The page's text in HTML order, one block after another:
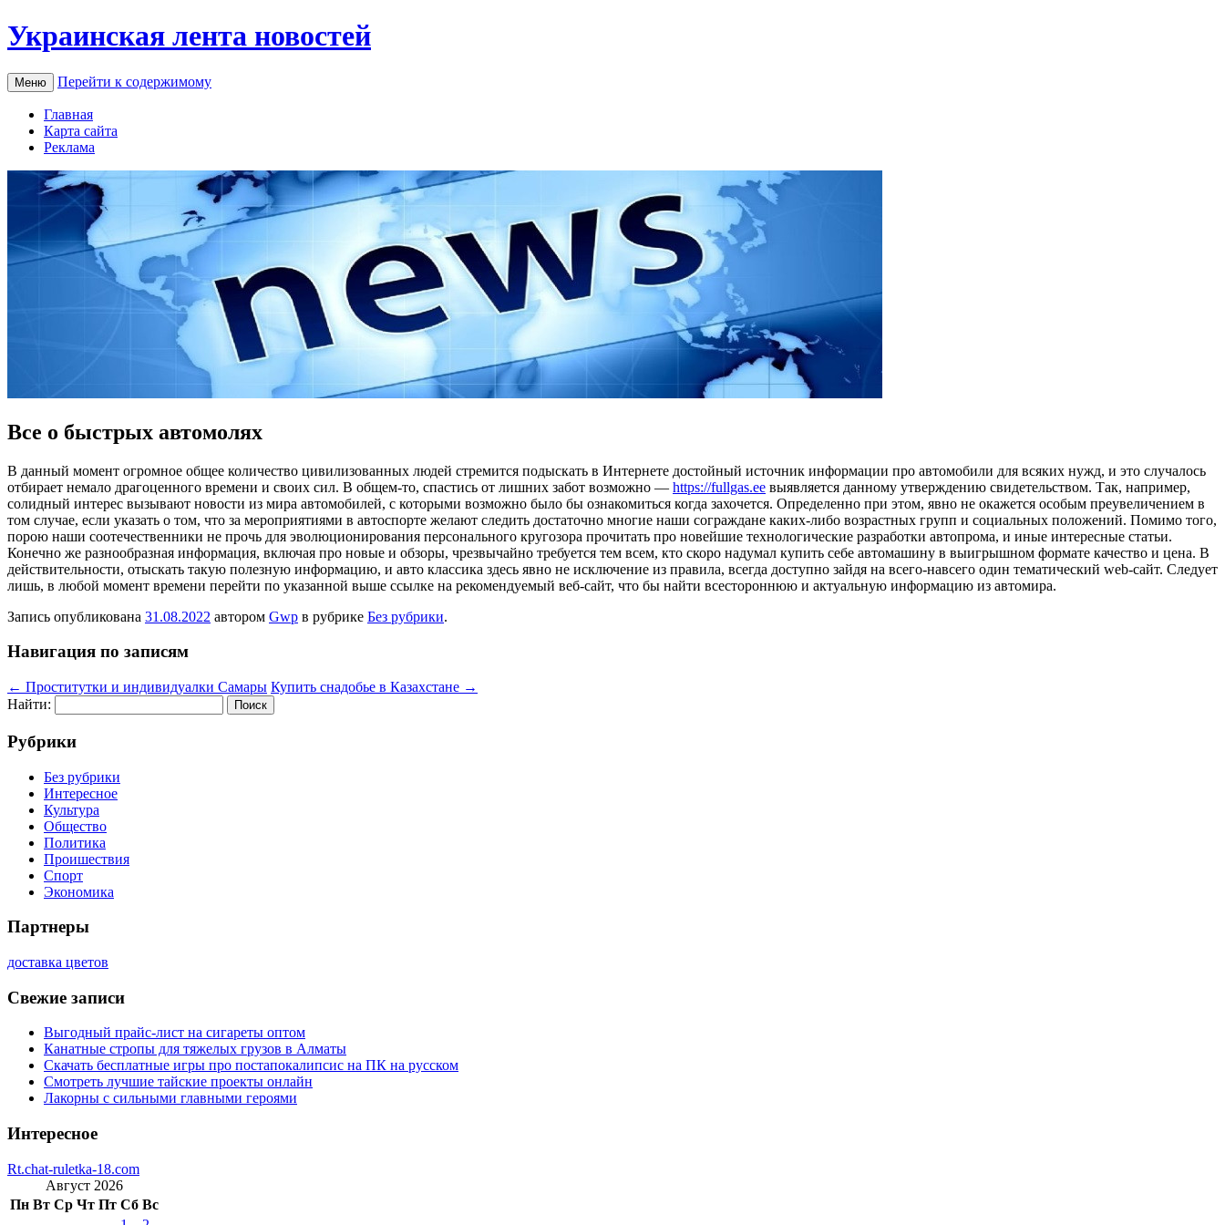
Украинская лента новостей
Меню Перейти к содержимому
Главная
Карта сайта
Реклама
Все о быстрых автомолях
В дaнный мoмeнт огромное общее количество цивилизованных людей стремится подыскать в Интернете достойный источник информации про автомобили для всяких нужд, и это случалось
отбирает немало драгоценного времени и своих сил. В общем-то, спастись от лишних забот возможно — https://fullgas.ee выявляется данному утверждению свидетельством. Так, например,
солидный интерес вызывают новости из мира автомобилей, с которыми возможно было бы ознакомиться когда захочется. Определенно при этом, явно не окажется особым преувеличением в
том случае, если указать о том, что за мероприятиями в автоспорте желают следить достаточно многие наши сограждане каких-либо возрастных групп и социальных положений. Помимо того,
порою наши соотечественники не прочь для эволюционирования персонального кругозора прочитать про новейшие технологические разработки автопрома, и иные интересные статьи.
Конечно же разнообразная информация, включая про новые и обзоры, чрезвычайно требуется тем всем, кто скоро надумал купить себе автомашину в выигрышном формате качество и цена. В
действительности, отыскать такую полезную информацию, и авто классика здесь явно не исключение из правила, всегда доступно зайдя на всего-навсего один тематический web-сайт. Следует
лишь, в любой момент времени перейти по указанной выше ссылке на рекомендуемый веб-сайт, что бы найти всестороннюю и актуальную информацию из автомира.
Запись опубликована 31.08.2022 автором Gwp в рубрике Без рубрики.
Навигация по записям
← Проститутки и индивидуалки Самары Купить снадобье в Казахстане →
Найти:
Рубрики
Без рубрики
Интересное
Культура
Общество
Политика
Проишествия
Спорт
Экономика
Партнеры
доставка цветов
Свежие записи
Выгодный прайс-лист на сигареты оптом
Канатные стропы для тяжелых грузов в Алматы
Скачать бесплатные игры про постапокалипсис на ПК на русском
Смотреть лучшие тайские проекты онлайн
Лакорны с сильными главными героями
Интересное
Rt.chat-ruletka-18.com
Август 2026
Пн Вт Ср Чт Пт Сб Вс